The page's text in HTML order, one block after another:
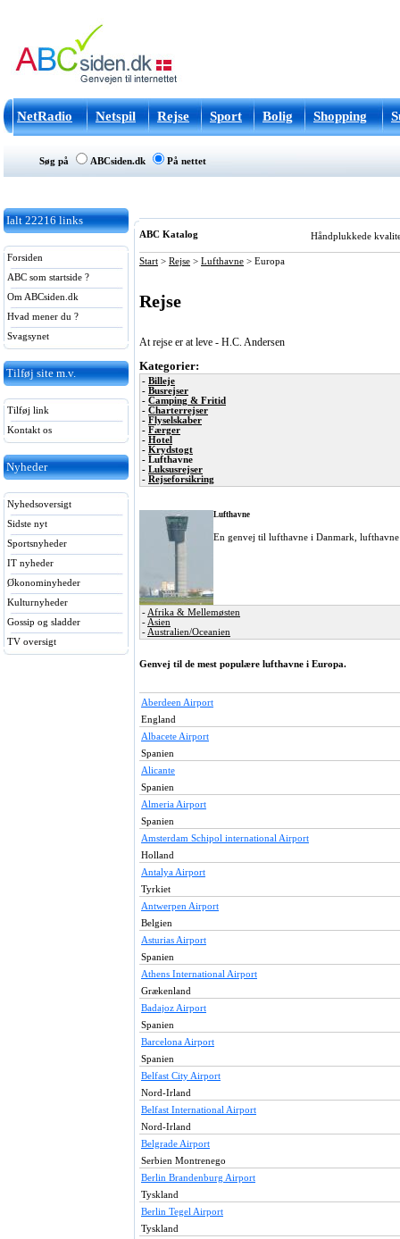
NetRadio Netspil Rejse Sport Bolig Shopping
Søg på ABCsiden.dk På nettet
Ialt 22216 links
Forsiden
ABC som startside ?
Om ABCsiden.dk
Hvad mener du ?
Svagsynet
Tilføj site m.v.
Tilføj link
Kontakt os
Nyheder
Nyhedsoversigt
Sidste nyt
Sportsnyheder
IT nyheder
Økonominyheder
Kulturnyheder
Gossip og sladder
TV oversigt
ABC Katalog Håndplukkede
Start > Rejse > Lufthavne > Europa
Rejse
At rejse er at leve - H.C. Andersen
Kategorier:
- Billeje
- Busrejser
- Camping & Fritid
- Charterrejser
- Flyselskaber
- Færger
- Hotel
- Krydstogt
- Lufthavne
- Luksusrejser
- Rejseforsikring
Lufthavne
En genvej til lufthavne i Danmark,
- Afrika & Mellemøsten
- Asien
- Australien/Oceanien
Genvej til de mest populære lufthavne i Europa.
Aberdeen Airport
England
Albacete Airport
Spanien
Alicante
Spanien
Almeria Airport
Spanien
Amsterdam Schipol international Airport
Holland
Antalya Airport
Tyrkiet
Antwerpen Airport
Belgien
Asturias Airport
Spanien
Athens International Airport
Grækenland
Badajoz Airport
Spanien
Barcelona Airport
Spanien
Belfast City Airport
Nord-Irland
Belfast International Airport
Nord-Irland
Belgrade Airport
Serbien Montrenego
Berlin Brandenburg Airport
Tyskland
Berlin Tegel Airport
Tyskland